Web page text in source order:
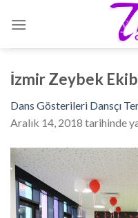
İzmir Zeybek
Dans Gösterileri Dansçı
Aralık 14, 2018 tarihinde